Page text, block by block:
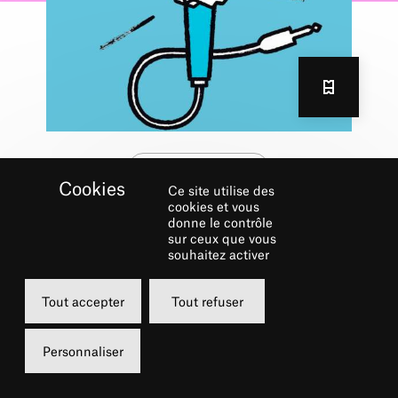
PLIS/SONS
13 SEPT.
Uniquement par téléphone
11h, 14h, 16h
Ce site utilise des
cookies et vous
donne le contrôle
sur ceux que vous
souhaitez activer
Tout accepter Tout refuser
Personnaliser